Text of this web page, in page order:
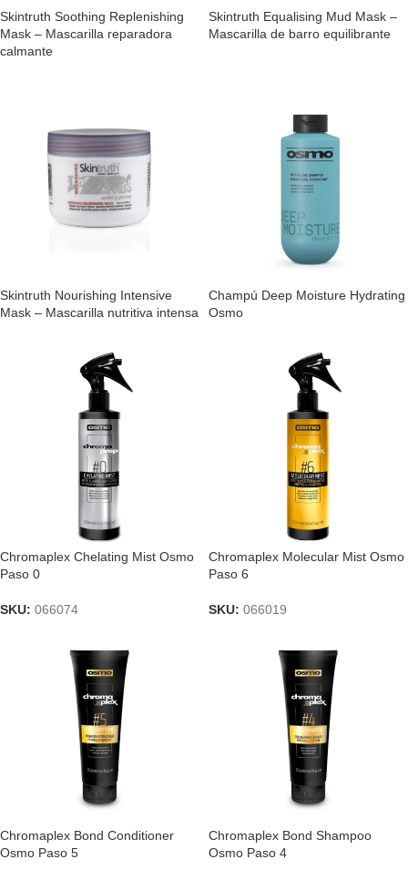
Skintruth Soothing Replenishing
Mask – Mascarilla reparadora
calmante
Skintruth Equalising Mud Mask –
Mascarilla de barro equilibrante
Skintruth Nourishing Intensive
Mask – Mascarilla nutritiva intensa
Champú Deep Moisture Hydrating
Osmo
Chromaplex Chelating Mist Osmo
Paso 0
SKU: 066074
Chromaplex Molecular Mist Osmo
Paso 6
SKU: 066019
Chromaplex Bond Conditioner
Osmo Paso 5
Chromaplex Bond Shampoo
Osmo Paso 4